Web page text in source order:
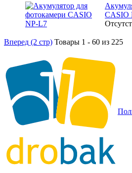
CASIO
Вперед (2 стр) Товары 1 - 60 из 225